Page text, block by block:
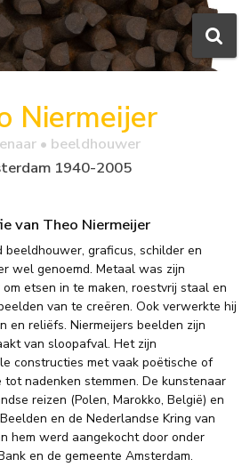
Niermeijer
• beeldhouwer
1940-2005
van Theo Niermeijer
graficus, schilder en
wel genoemd. Metaal was zijn
etsen in te maken, roestvrij staal en
van te creëren. Ook verwerkte hij
en reliëfs. Niermeijers beelden zijn
van sloopafval. Het zijn
constructies met vaak poëtische of
nadenken stemmen. De kunstenaar
reizen (Polen, Marokko, België) en
en de Nederlandse Kring van
hem werd aangekocht door onder
en de gemeente Amsterdam.